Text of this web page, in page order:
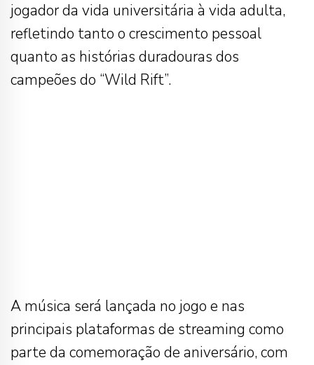
jogador da vida universitária à vida adulta,
refletindo tanto o crescimento pessoal
quanto as histórias duradouras dos
campeões do “Wild Rift”.
A música será lançada no jogo e nas
principais plataformas de streaming como
parte da comemoração de aniversário, com